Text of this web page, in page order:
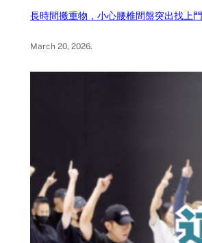
長時間搬重物，小心腰椎間盤突出找上門
March 20, 2026.